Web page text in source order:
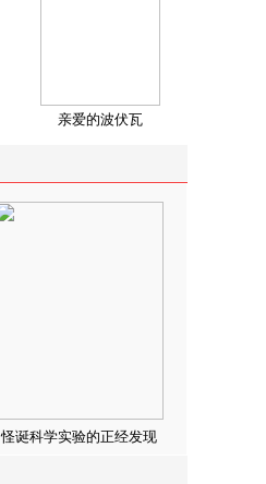
亲爱的波伏瓦
怪诞科学实验的正经发现